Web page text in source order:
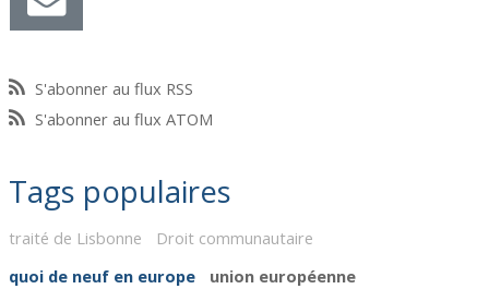
S'abonner au flux RSS
S'abonner au flux ATOM
Tags populaires
traité de Lisbonne
Droit communautaire
quoi de neuf en europe
union européenne